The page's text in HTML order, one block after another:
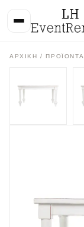
ΑΡΧΙΚΉ / ΠΡΟΪΌΝΤΑ